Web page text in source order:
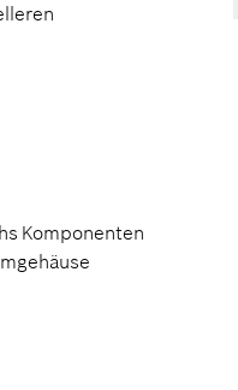
Komponenten